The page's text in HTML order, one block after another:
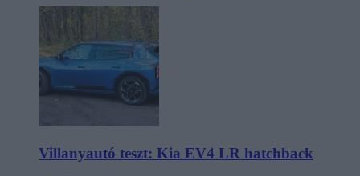
Villanyautó teszt: Kia EV4 LR hatchback